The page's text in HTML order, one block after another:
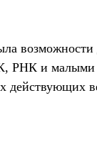
РНК и малыми
действующих